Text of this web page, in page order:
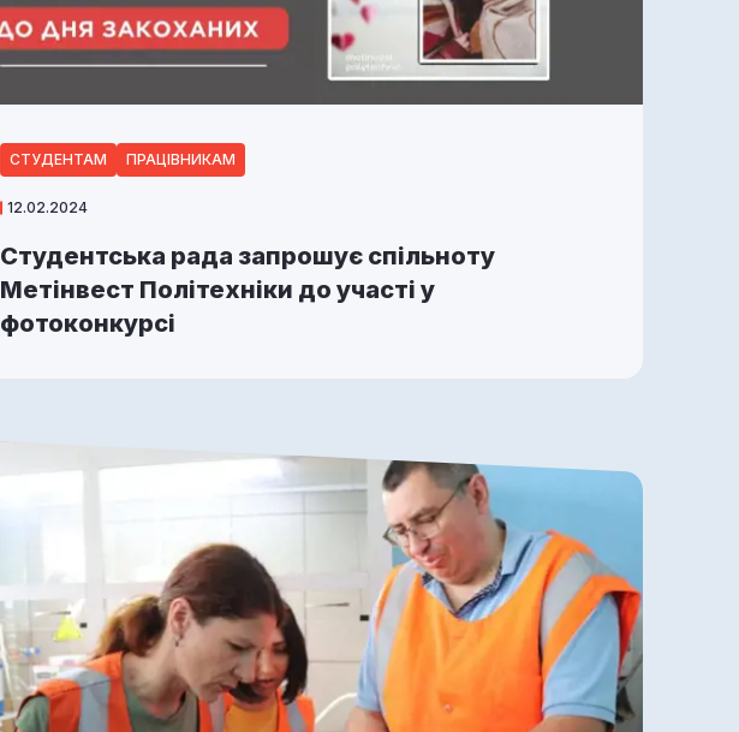
СТУДЕНТАМ ПРАЦІВНИКАМ
12.02.2024
Студентська рада запрошує спільноту
Метінвест Політехніки до участі у
фотоконкурсі